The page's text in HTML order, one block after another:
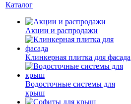
Каталог
Акции и распродажи
Клинкерная плитка для фасада
Водосточные системы для
крыш